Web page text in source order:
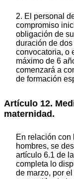
2. El personal
compromiso
obligación de
duración de
convocatoria, o
máximo de 6
comenzará a
de formación
Artículo 12.
maternidad.
En relación con
hombres, se
artículo 6.1 de
completa lo
de marzo, por